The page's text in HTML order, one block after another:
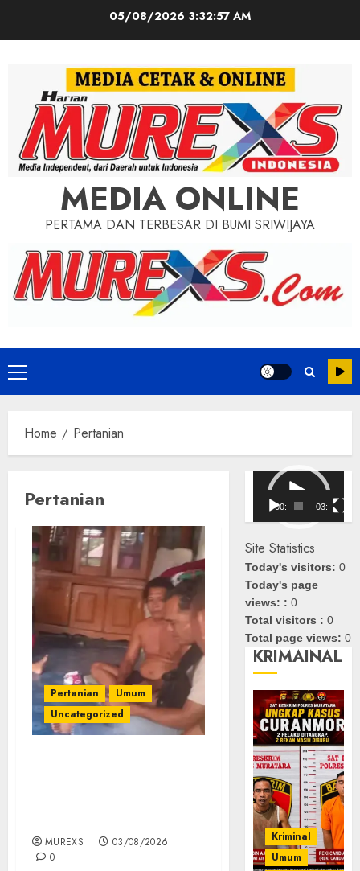
05/08/2026 3:32:59 AM
MEDIA ONLINE
PERTAMA DAN TERBESAR DI BUMI SRIWIJAYA
Primary
Menu
Home Pertanian
Pertanian
Pertanian
Umum
Uncategorized
MUREXS
03/08/2026
0
Pemutar
Video
00:00 03:08
Site Statistics
Today's visitors:0
Today's page
views: :0
Total visitors :0
Total page views:0
KRIMAINAL
Kriminal
Umum